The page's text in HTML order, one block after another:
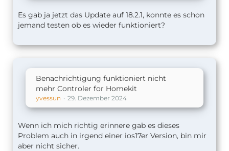
Es gab ja jetzt das Update auf 18.2.1, konnte es schon
jemand testen ob es wieder funktioniert?
Benachrichtigung funktioniert nicht
mehr Controler for Homekit
yvessun 29. Dezember 2024
Wenn ich mich richtig erinnere gab es dieses
Problem auch in irgend einer ios17er Version, bin mir
aber nicht sicher.